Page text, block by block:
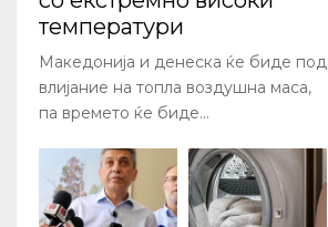
температури
Македонија и денеска ќе биде под
влијание на топла воздушна маса,
па времето ќе биде...